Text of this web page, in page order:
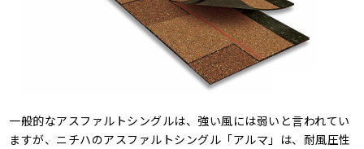
一般的なアスファルトシングルは、強い風には弱いと言われてい
ますが、ニチハのアスファルトシングル「アルマ」は、耐風圧性